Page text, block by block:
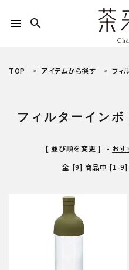
menu search
ACCOUNT MENU
ようこそ ゲスト 様
ログイン person 新規
食品から探す
TOP アイテムから探す フィ
フィルターイン
[ 並び順を変更 ] - おす
全 [9] 商品中 [1-9]